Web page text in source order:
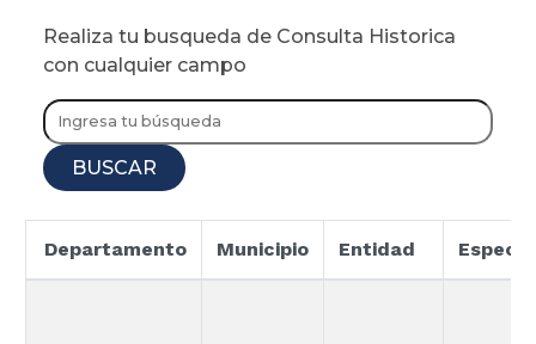
Realiza tu busqueda de Consulta Historica
con cualquier campo
BUSCAR
Departamento Municipio Entidad